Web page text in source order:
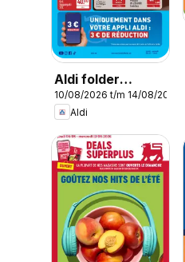
Aldi folder
semaine 33
10/08/2026 t/m 14/08/2026
Aldi